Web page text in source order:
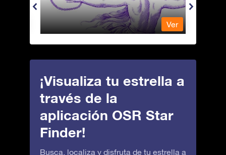
Ver
¡Visualiza tu estrella a
través de la
aplicación OSR Star
Finder!
Busca, localiza y disfruta de tu estrella a